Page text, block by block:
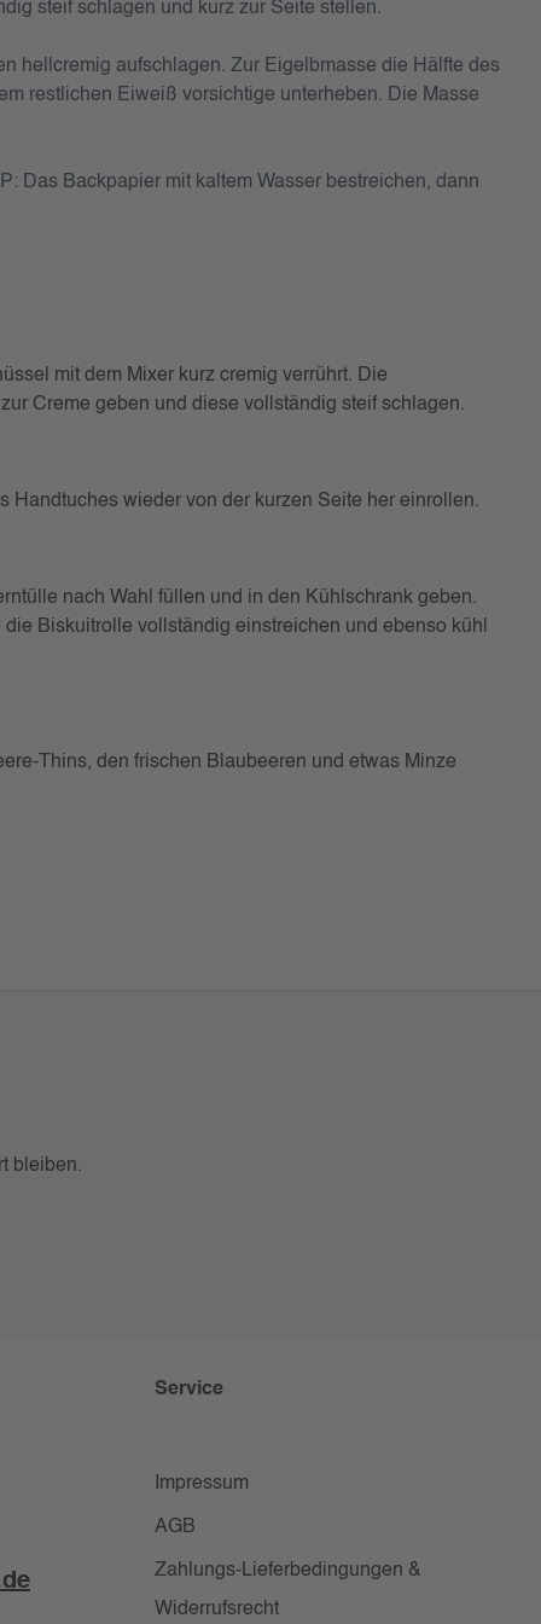
steif schlagen und kurz zur Seite stellen.
hellcremig aufschlagen. Zur Eigelbmasse die Hälfte des
restlichen Eiweiß vorsichtige unterheben. Die Masse
Das Backpapier mit kaltem Wasser bestreichen, dann
mit dem Mixer kurz cremig verrührt. Die
Creme geben und diese vollständig steif schlagen.
Handtuches wieder von der kurzen Seite her einrollen.
nach Wahl füllen und in den Kühlschrank geben.
Biskuitrolle vollständig einstreichen und ebenso kühl
Thins, den frischen Blaubeeren und etwas Minze
bleiben.
Service
Impressum
AGB
Zahlungs-Lieferbedingungen &
Widerrufsrecht